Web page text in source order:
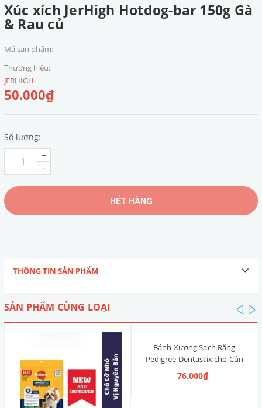
Xúc xích JerHigh Hotdog-bar 150g Gà
& Rau củ
Mã sản phẩm:
Thương hiệu:
JERHIGH
50.000₫
Số lượng:
-
+
HẾT HÀNG
THÔNG TIN SẢN PHẨM
SẢN PHẨM CÙNG LOẠI
Bánh Xương Sạch Răng
Pedigree Dentastix cho Cún
nhỏ 120g (14 Thanh, Vị Truyền
Thống)
76.000₫